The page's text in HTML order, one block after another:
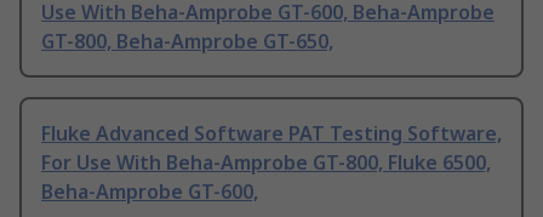
Use With Beha-Amprobe GT-600, Beha-Amprobe
GT-800, Beha-Amprobe GT-650,
Fluke Advanced Software PAT Testing Software,
For Use With Beha-Amprobe GT-800, Fluke 6500,
Beha-Amprobe GT-600,